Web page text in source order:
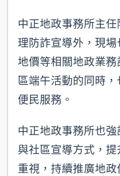
中正地政事務所主
理防詐宣導外，現場
地價等相關地政業
區端午活動的同時
便民服務。
中正地政事務所也
與社區宣導方式，
重視，持續推廣地